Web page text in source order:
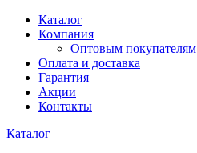
Каталог
Компания
Оптовым покупателям
Оплата и доставка
Гарантия
Акции
Контакты
Каталог